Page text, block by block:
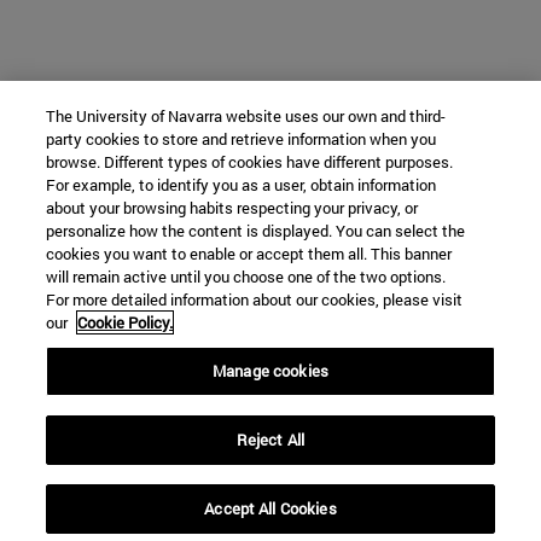
The University of Navarra website uses our own and third-
party cookies to store and retrieve information when you
browse. Different types of cookies have different purposes.
For example, to identify you as a user, obtain information
about your browsing habits respecting your privacy, or
personalize how the content is displayed. You can select the
cookies you want to enable or accept them all. This banner
will remain active until you choose one of the two options.
For more detailed information about our cookies, please visit
our Cookie Policy.
Manage cookies
Reject All
Accept All Cookies